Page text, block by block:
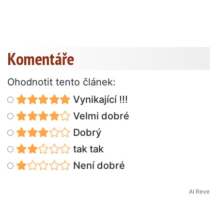
Komentáře
Ohodnotit tento článek:
Vynikající !!!
Velmi dobré
Dobrý
tak tak
Není dobré
AI Reve